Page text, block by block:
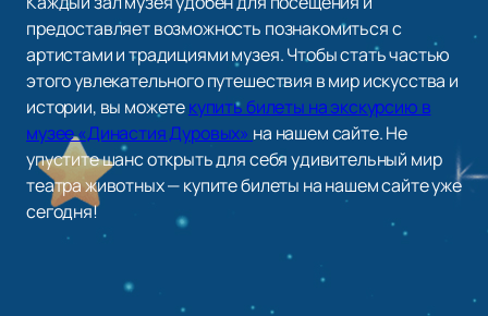
предоставляет возможность познакомиться с
артистами и традициями музея. Чтобы стать частью
этого увлекательного путешествия в мир искусства и
истории, вы можетекупить билеты на экскурсию в
музее «Династия Дуровых» на нашем сайте. Не
упустите шанс открыть для себя удивительный мир
театра животных — купите билеты на нашем сайте уже
сегодня!